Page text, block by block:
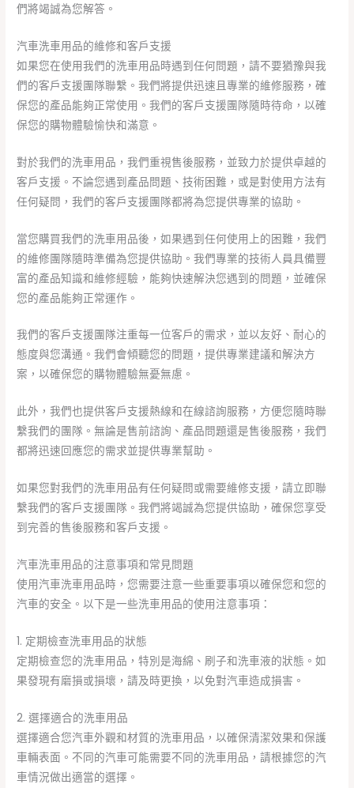
們將竭誠為您解答。
汽車洗車用品的維修和客戶支援
如果您在使用我們的洗車用品時遇到任何問題，請不要猶豫與我
們的客戶支援團隊聯繫。我們將提供迅速且專業的維修服務，確
保您的產品能夠正常使用。我們的客戶支援團隊隨時待命，以確
保您的購物體驗愉快和滿意。
對於我們的洗車用品，我們重視售後服務，並致力於提供卓越的
客戶支援。不論您遇到產品問題、技術困難，或是對使用方法有
任何疑問，我們的客戶支援團隊都將為您提供專業的協助。
當您購買我們的洗車用品後，如果遇到任何使用上的困難，我們
的維修團隊隨時準備為您提供協助。我們專業的技術人員具備豐
富的產品知識和維修經驗，能夠快速解決您遇到的問題，並確保
您的產品能夠正常運作。
我們的客戶支援團隊注重每一位客戶的需求，並以友好、耐心的
態度與您溝通。我們會傾聽您的問題，提供專業建議和解決方
案，以確保您的購物體驗無憂無慮。
此外，我們也提供客戶支援熱線和在線諮詢服務，方便您隨時聯
繫我們的團隊。無論是售前諮詢、產品問題還是售後服務，我們
都將迅速回應您的需求並提供專業幫助。
如果您對我們的洗車用品有任何疑問或需要維修支援，請立即聯
繫我們的客戶支援團隊。我們將竭誠為您提供協助，確保您享受
到完善的售後服務和客戶支援。
汽車洗車用品的注意事項和常見問題
使用汽車洗車用品時，您需要注意一些重要事項以確保您和您的
汽車的安全。以下是一些洗車用品的使用注意事項：
1. 定期檢查洗車用品的狀態
定期檢查您的洗車用品，特別是海綿、刷子和洗車液的狀態。如
果發現有磨損或損壞，請及時更換，以免對汽車造成損害。
2. 選擇適合的洗車用品
選擇適合您汽車外觀和材質的洗車用品，以確保清潔效果和保護
車輛表面。不同的汽車可能需要不同的洗車用品，請根據您的汽
車情況做出適當的選擇。